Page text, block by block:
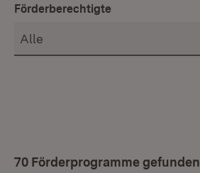
Förderberechtigte
70 Förderprogramme gefunden